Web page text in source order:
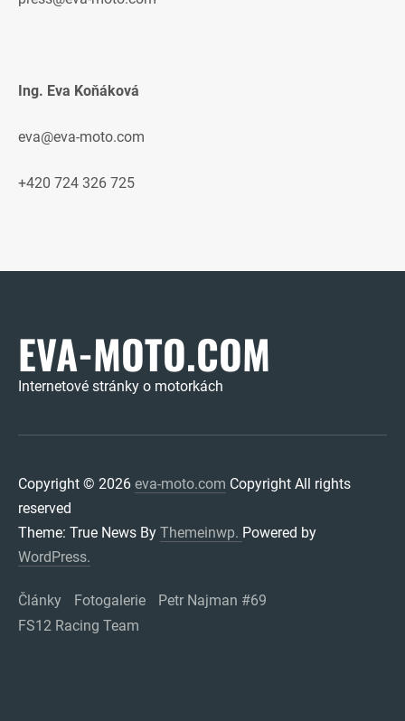
Ing. Eva Koňáková
eva@eva-moto.com
+420 724 326 725
EVA-MOTO.COM
Internetové stránky o motorkách
Copyright © 2026 eva-moto.com Copyright All rights
reserved
Theme: True News By Themeinwp. Powered by
WordPress.
Články Fotogalerie
Petr Najman #69
FS12 Racing Team